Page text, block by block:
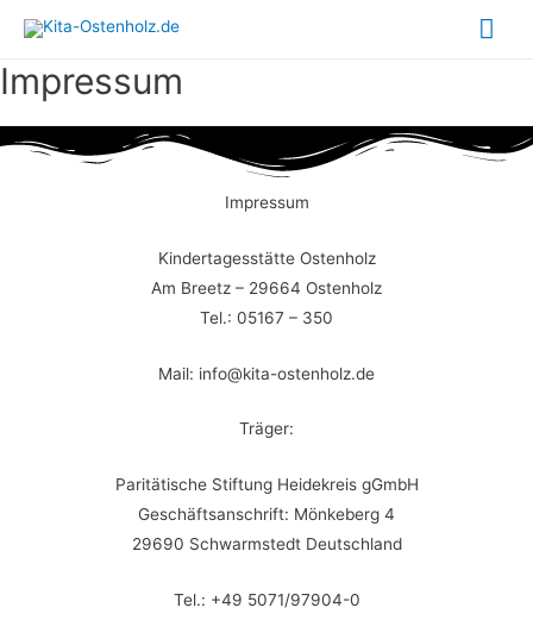
Impressum
Impressum
Kindertagesstätte Ostenholz
Am Breetz – 29664 Ostenholz
Tel.: 05167 – 350
Mail: info@kita-ostenholz.de
Träger:
Paritätische Stiftung Heidekreis gGmbH
Geschäftsanschrift: Mönkeberg 4
29690 Schwarmstedt Deutschland
Tel.: +49 5071/97904-0